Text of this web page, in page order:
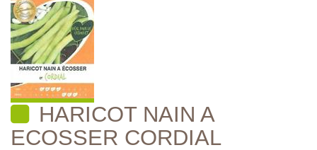
HARICOT NAIN A
ECOSSER CORDIAL